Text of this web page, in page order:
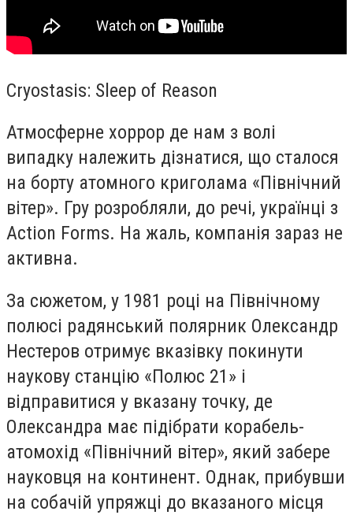
Cryostasis: Sleep of Reason
Атмосферне хоррор де нам з волі
випадку належить дізнатися, що сталося
на борту атомного криголама «Північний
вітер». Гру розробляли, до речі, українці з
Action Forms. На жаль, компанія зараз не
активна.
За сюжетом, у 1981 році на Північному
полюсі радянський полярник Олександр
Нестеров отримує вказівку покинути
наукову станцію «Полюс 21» і
відправитися у вказану точку, де
Олександра має підібрати корабель-
атомохід «Північний вітер», який забере
науковця на континент. Однак, прибувши
на собачій упряжці до вказаного місця